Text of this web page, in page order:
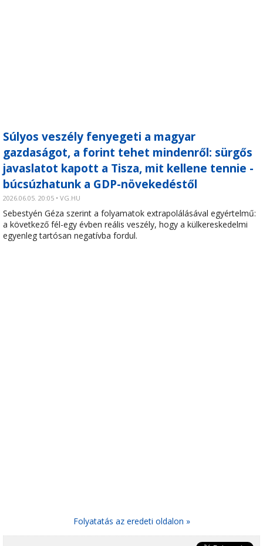
Súlyos veszély fenyegeti a magyar
gazdaságot, a forint tehet mindenről: sürgős
javaslatot kapott a Tisza, mit kellene tennie -
búcsúzhatunk a GDP-növekedéstől
2026.06.05. 20:05 • VG.HU
Sebestyén Géza szerint a folyamatok extrapolálásával egyértelmű:
a következő fél-egy évben reális veszély, hogy a külkereskedelmi
egyenleg tartósan negatívba fordul.
Folyatatás az eredeti oldalon »